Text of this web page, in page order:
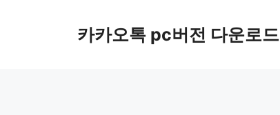
카카오톡 pc버전 다운로드